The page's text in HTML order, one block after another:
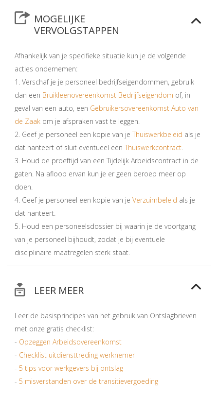
MOGELIJKE
VERVOLGSTAPPEN
Afhankelijk van je specifieke situatie kun je de volgende
acties ondernemen:
1. Verschaf je je personeel bedrijfseigendommen, gebruik
dan een Bruikleenovereenkomst Bedrijfseigendom of, in
geval van een auto, een Gebruikersovereenkomst Auto van
de Zaak om je afspraken vast te leggen.
2. Geef je personeel een kopie van je Thuiswerkbeleid als je
dat hanteert of sluit eventueel een Thuiswerkcontract.
3. Houd de proeftijd van een Tijdelijk Arbeidscontract in de
gaten. Na afloop ervan kun je er geen beroep meer op
doen.
4. Geef je personeel een kopie van je Verzuimbeleid als je
dat hanteert.
5. Houd een personeelsdossier bij waarin je de voortgang
van je personeel bijhoudt, zodat je bij eventuele
disciplinaire maatregelen sterk staat.
LEER MEER
Leer de basisprincipes van het gebruik van Ontslagbrieven
met onze gratis checklist:
- Opzeggen Arbeidsovereenkomst
- Checklist uitdiensttreding werknemer
- 5 tips voor werkgevers bij ontslag
- 5 misverstanden over de transitievergoeding